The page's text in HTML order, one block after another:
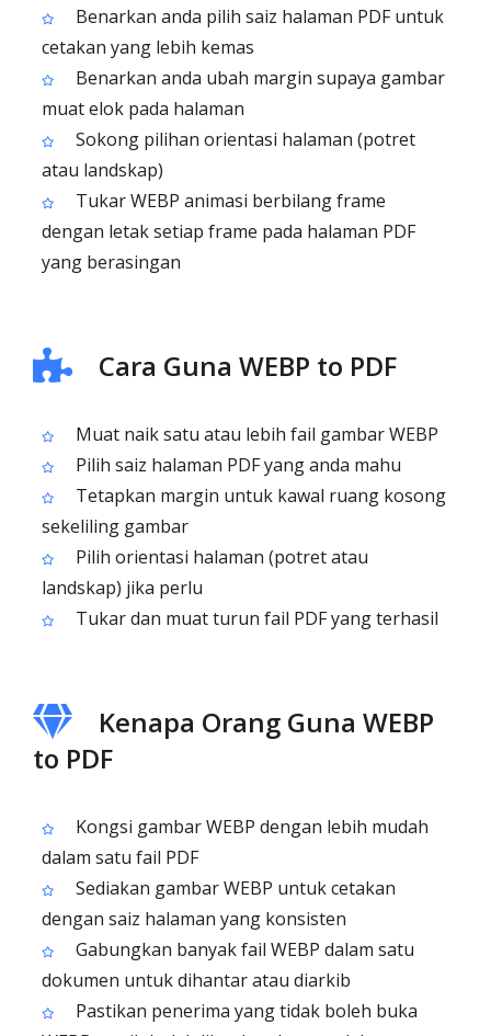
Benarkan anda pilih saiz halaman PDF untuk
cetakan yang lebih kemas
Benarkan anda ubah margin supaya gambar
muat elok pada halaman
Sokong pilihan orientasi halaman (potret
atau landskap)
Tukar WEBP animasi berbilang frame
dengan letak setiap frame pada halaman PDF
yang berasingan
Cara Guna WEBP to PDF
Muat naik satu atau lebih fail gambar WEBP
Pilih saiz halaman PDF yang anda mahu
Tetapkan margin untuk kawal ruang kosong
sekeliling gambar
Pilih orientasi halaman (potret atau
landskap) jika perlu
Tukar dan muat turun fail PDF yang terhasil
Kenapa Orang Guna WEBP
to PDF
Kongsi gambar WEBP dengan lebih mudah
dalam satu fail PDF
Sediakan gambar WEBP untuk cetakan
dengan saiz halaman yang konsisten
Gabungkan banyak fail WEBP dalam satu
dokumen untuk dihantar atau diarkib
Pastikan penerima yang tidak boleh buka